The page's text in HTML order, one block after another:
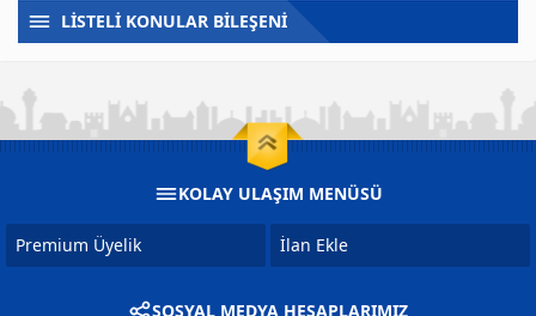
LİSTELİ KONULAR BİLEŞENİ
KOLAY ULAŞIM MENÜSÜ
Premium Üyelik İlan Ekle
SOSYAL MEDYA HESAPLARIMIZ